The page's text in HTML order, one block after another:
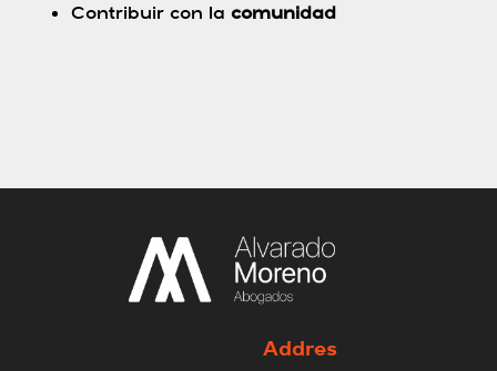
Contribuir con la comunidad
Addres